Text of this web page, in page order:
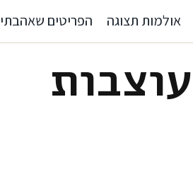
אולמות תצוגה הפריטים שאהבתי